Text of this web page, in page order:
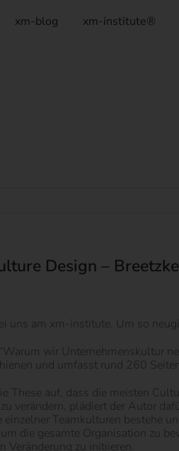
xm-blog xm-institute®
Design –
uns am xm-institute. Um so
wir Unternehmenskultur
und umfasst rund 260
These auf, dass die meisten
verändern, plädiert der Autor
Teamkulturen bestehe
die gesamte Organisation zu
Veränderung zu initiieren.